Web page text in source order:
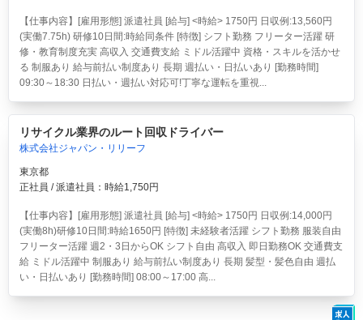
【仕事内容】[雇用形態] 派遣社員 [給与] <時給> 1750円 日収例:13,560円
(実働7.75h) 研修10日間:時給同条件 [特徴] シフト勤務 フリーター活躍 研
修・教育制度充実 高収入 交通費支給 ミドル活躍中 資格・スキルを活かせ
る 制服あり 給与前払い制度あり 長期 週払い・日払いあり [勤務時間]
09:30～18:30 日払い・週払い対応可!丁寧な運転を重視...
リサイクル業界のルート回収ドライバー
株式会社ジャパン・リリーフ
東京都
正社員 / 派遣社員：時給1,750円
【仕事内容】[雇用形態] 派遣社員 [給与] <時給> 1750円 日収例:14,000円
(実働8h)研修10日間:時給1650円 [特徴] 未経験者活躍 シフト勤務 服装自由
フリーター活躍 週2・3日からOK シフト自由 高収入 即日勤務OK 交通費支
給 ミドル活躍中 制服あり 給与前払い制度あり 長期 髪型・髪色自由 週払
い・日払いあり [勤務時間] 08:00～17:00 高...